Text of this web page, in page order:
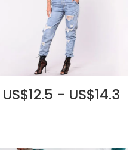
US$12.5 - US$14.3